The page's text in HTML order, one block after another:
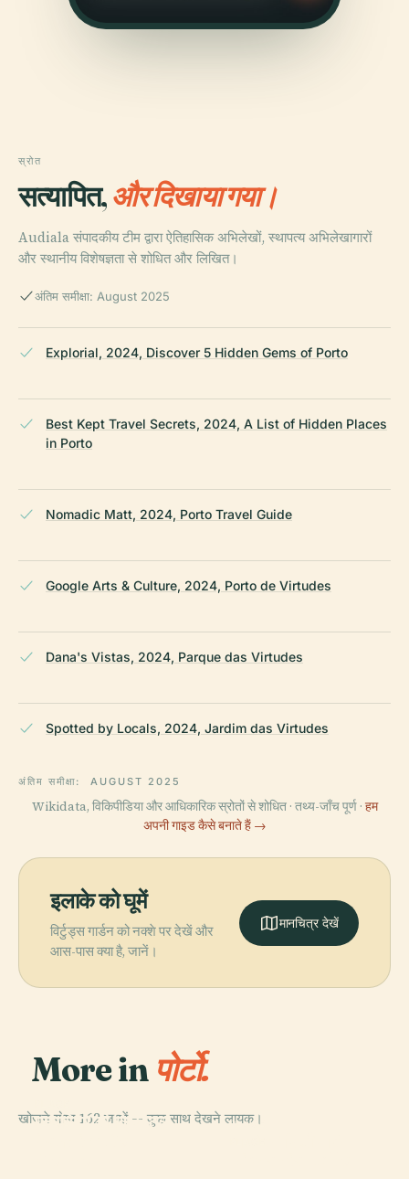
स्रोत
सत्यापित,और दिखाया गया।
Audiala संपादकीय टीम द्वारा ऐतिहासिक अभिलेखों, स्थापत्य अभिलेखागारों
और स्थानीय विशेषज्ञता से शोधित और लिखित।
अंतिम समीक्षा: August 2025
Explorial, 2024, Discover 5 Hidden Gems of Porto
Best Kept Travel Secrets, 2024, A List of Hidden Places
in Porto
Nomadic Matt, 2024, Porto Travel Guide
Google Arts & Culture, 2024, Porto de Virtudes
Dana's Vistas, 2024, Parque das Virtudes
Spotted by Locals, 2024, Jardim das Virtudes
अंतिम समीक्षा: AUGUST 2025
Wikidata, विकिपीडिया और आधिकारिक स्रोतों से शोधित · तथ्य-जाँच पूर्ण · हम
अपनी गाइड कैसे बनाते हैं →
इलाके को घूमें
विर्टुड्स गार्डन को नक्शे पर देखें और
आस-पास क्या है, जानें।
मानचित्र देखें
More in पोर्टो.
खोजने योग्य 162 जगहें — कुछ साथ देखने लायक।
पलासियो डी क्रिस्टल
PLACE
PLACE